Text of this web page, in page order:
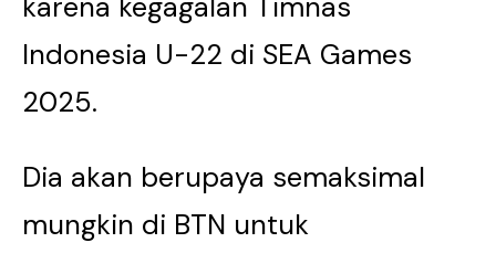
karena kegagalan Timnas
Indonesia U-22 di SEA Games
2025.
Dia akan berupaya semaksimal
mungkin di BTN untuk